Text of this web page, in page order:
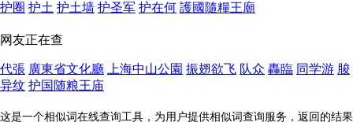
护圈 护土 护土墙 护圣军 护在何 護國隨糧王廟
网友正在查
代張 廣東省文化廳 上海中山公園 振翅欲飞 队众 轟臨 同学游 脧
异纹 护国随粮王庙
这是一个相似词在线查询工具，为用户提供相似词查询服务，返回的结果